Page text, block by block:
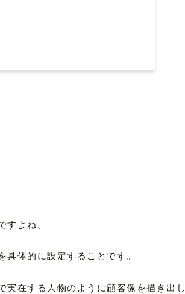
よね。
体的に設定することです。
在する人物のように顧客像を描き出し